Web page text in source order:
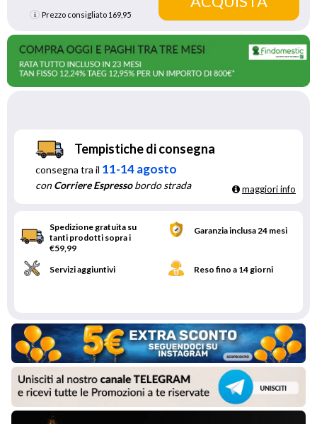
Prezzo consigliato 169,95
Tempistiche di consegna
consegna tra il 11-14 agosto
conCorriere Espressobordo strada maggiori info
Spedizione gratuita su
tanti prodotti sopra i
€59,99
Garanzia inclusa 24 mesi
Servizi aggiuntivi Reso fino a 14 giorni